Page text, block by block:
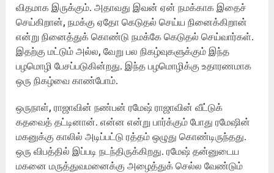
விதமாக இருக்கும். அதாவது இவன் ஏன் நமக்காக இதைச்
செய்கிறான், நமக்கு ஏதோ கெடுதல் செய்ய நினைக்கிறான்
என்று நினைத்துக் கொண்டு நமக்கே கெடுதல் செய்வார்கள்.
இதற்கு மட்டும் அல்ல, வேறு பல நிகழ்வுகளுக்கும் இந்த
பழமொழி பேசப்படுகின்றது. இந்த பழமொழிக்கு உதாரணமாக
ஒரு நிகழ்வை காண்போம்.
ஒருநாள், ராஜாவின் நண்பன் ரமேஷ் ராஜாவின் வீட்டுக்
கதவைத் தட்டினான். என்ன என்று பார்க்கும் போது ரமேஷின்
மகனுக்கு காலில் அடிப்பட்டு ரத்தம் ஒழுது கொண்டிருந்தது.
ஒரு விபத்தில் இப்படி நடந்திருக்கிறது. ரமேஷ் தன்னுடைய
மகனை மருத்துவமனைக்கு அழைத்துக் செல்ல வேண்டும்